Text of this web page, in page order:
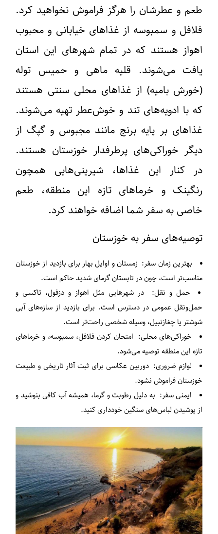
طعم و عطرشان را هرگز فراموش نخواهید کرد.
فلافل و سمبوسه از غذاهای خیابانی و محبوب
اهواز هستند که در تمام شهرهای این استان
یافت می‌شوند. قلیه ماهی و حمیس توله
(خورش بامیه) از غذاهای محلی سنتی هستند
که با ادویه‌های تند و خوش‌عطر تهیه می‌شوند.
غذاهای بر پایه برنج مانند مجبوس و گپگ از
دیگر خوراکی‌های پرطرفدار خوزستان هستند.
در کنار این غذاها، شیرینی‌هایی همچون
رنگینک و خرماهای تازه این منطقه، طعم
خاصی به سفر شما اضافه خواهند کرد.
توصیه‌های سفر به خوزستان
بهترین زمان سفر: زمستان و اوایل بهار برای بازدید از خوزستان
مناسب‌تر است، چون در تابستان گرمای شدید حاکم است.
حمل و نقل: در شهرهایی مثل اهواز و دزفول، تاکسی و
حمل‌ونقل عمومی در دسترس است. برای بازدید از سازه‌های آبی
شوشتر یا چغازنبیل، وسیله شخصی راحت‌تر است.
خوراکی‌های محلی: امتحان کردن فلافل، سمبوسه، و خرماهای
تازه این منطقه توصیه می‌شود.
لوازم ضروری: دوربین عکاسی برای ثبت آثار تاریخی و طبیعت
خوزستان فراموش نشود.
ایمنی سفر: به دلیل رطوبت و گرما، همیشه آب کافی بنوشید و
از پوشیدن لباس‌های سنگین خودداری کنید.